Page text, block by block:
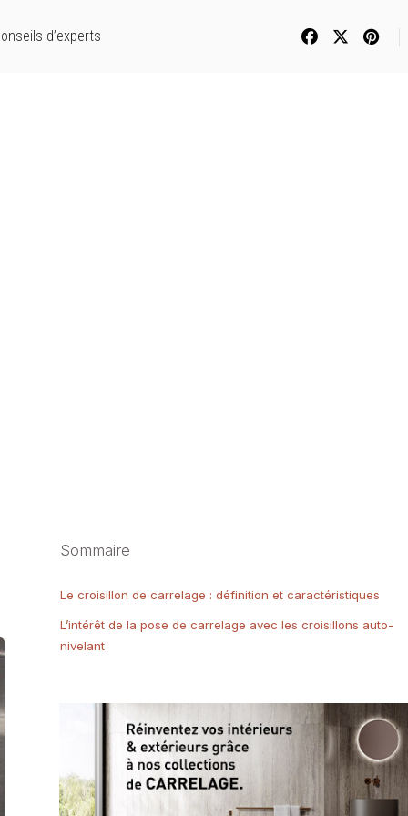
d’experts
Sommaire
Le croisillon de carrelage : définition et caractéristiques
L’intérêt de la pose de carrelage avec les croisillons auto-
nivelant